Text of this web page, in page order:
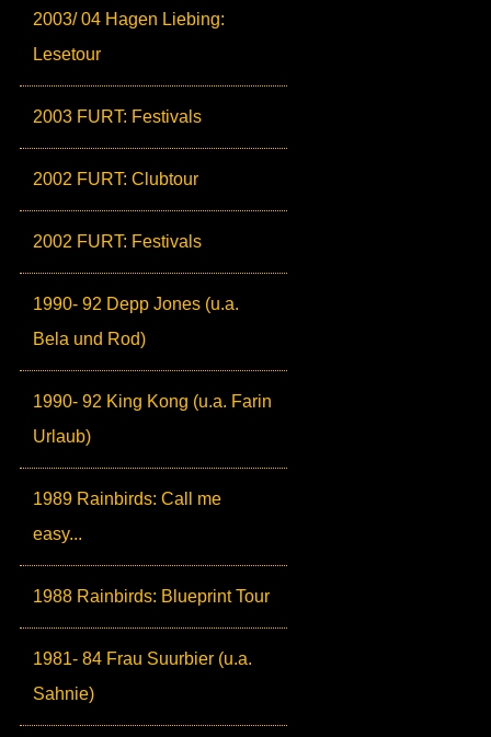
2003/ 04 Hagen Liebing:
Lesetour
2003 FURT: Festivals
2002 FURT: Clubtour
2002 FURT: Festivals
1990- 92 Depp Jones (u.a.
Bela und Rod)
1990- 92 King Kong (u.a. Farin
Urlaub)
1989 Rainbirds: Call me
easy...
1988 Rainbirds: Blueprint Tour
1981- 84 Frau Suurbier (u.a.
Sahnie)